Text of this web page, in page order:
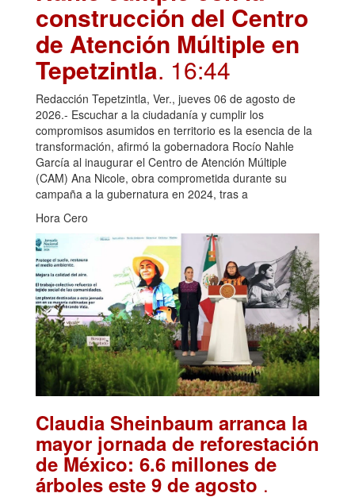
construcción del Centro
de Atención Múltiple en
Tepetzintla. 16:44
Redacción Tepetzintla, Ver., jueves 06 de agosto de
2026.- Escuchar a la ciudadanía y cumplir los
compromisos asumidos en territorio es la esencia de la
transformación, afirmó la gobernadora Rocío Nahle
García al inaugurar el Centro de Atención Múltiple
(CAM) Ana Nicole, obra comprometida durante su
campaña a la gubernatura en 2024, tras a
Hora Cero
Claudia Sheinbaum arranca la
mayor jornada de reforestación
de México: 6.6 millones de
árboles este 9 de agosto .